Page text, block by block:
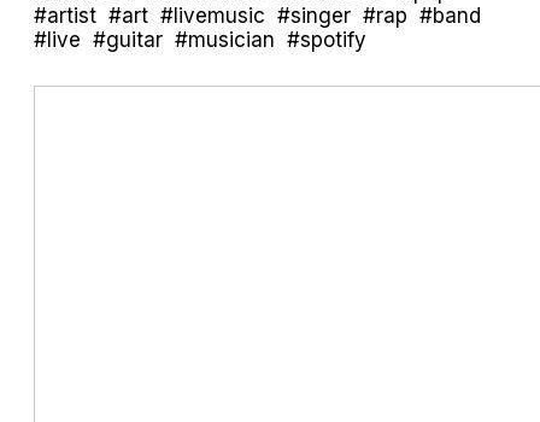
#artist #art #livemusic #singer #rap #band
#live #guitar #musician #spotify